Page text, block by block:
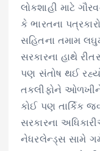
લોકશાહી માટે
કે ભારતના
સહિતના તમામ
સરકારના હાથે
પણ સંતોષ થઈ
તકલીફોને ઓળખીને
કોઈ પણ તાર્કિક
સરકારના
નેધરલેન્ડ્સ સામે